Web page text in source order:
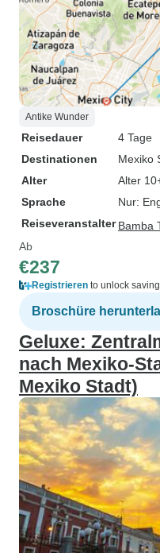
Antike Wunder
Reisedauer
4 Tage
Destinationen
Mexiko
Alter
Alter
Sprache
Nur:
Reiseveranstalter Bamba
Ab
€237
Registrieren to unlock
Broschüre
Geluxe:
nach Mexiko-
Mexiko Stadt)